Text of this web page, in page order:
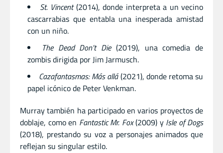
St. Vincent(2014), donde interpreta a un vecino
cascarrabias que entabla una inesperada amistad
con un niño.
The Dead Don’t Die(2019), una comedia de
zombis dirigida por Jim Jarmusch.
Cazafantasmas: Más allá(2021), donde retoma su
papel icónico de Peter Venkman.
Murray también ha participado en varios proyectos de
doblaje, como en Fantastic Mr. Fox(2009) y Isle of Dogs
(2018), prestando su voz a personajes animados que
reflejan su singular estilo.